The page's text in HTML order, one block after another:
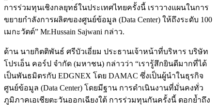
การร่วมทุนเชิงกลยุทธ์ในประเทศไทยครั้งนี้ เราวางแผนในการ
ขยายกำลังการผลิตของศูนย์ข้อมูล (Data Center) ให้ถึงระดับ 100
เมกะวัตต์” Mr.Hussain Sajwani กล่าว.
ด้าน นายกิตติพันธ์ ศรีบัวเอี่ยม ประธานเจ้าหน้าที่บริหาร บริษัท
โปรเอ็น คอร์ป จำกัด (มหาชน) กล่าวว่า “เรารู้สึกยินดีมากที่ได้
เป็นพันธมิตรกับ EDGNEX โดย DAMAC ซึ่งเป็นผู้นำในธุรกิจ
ศูนย์ข้อมูล (Data Center) โดยมีฐาน การดำเนินงานที่มั่นคงทั่ว
ภูมิภาคเอเชียตะวันออกเฉียงใต้ การร่วมทุนกันครั้งนี้ ตอกย้ำถึง